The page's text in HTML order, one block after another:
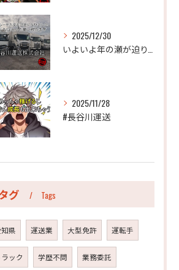
2025/12/30
2025/11/28
#長谷川運送
グ Tags
県 運送業 大型免許 運転手
ラック 学歴不問 業務委託